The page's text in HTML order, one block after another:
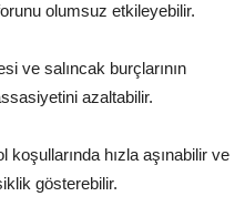
olumsuz etkileyebilir.
ve salıncak burçlarının
azaltabilir.
koşullarında hızla aşınabilir ve
gösterebilir.